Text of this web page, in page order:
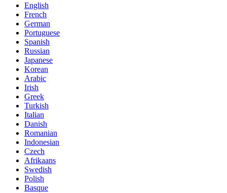
English
French
German
Portuguese
Spanish
Russian
Japanese
Korean
Arabic
Irish
Greek
Turkish
Italian
Danish
Romanian
Indonesian
Czech
Afrikaans
Swedish
Polish
Basque